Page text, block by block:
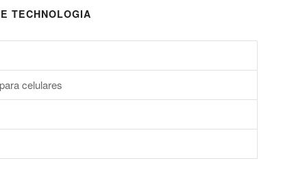
TECHNOLOGIA
celulares